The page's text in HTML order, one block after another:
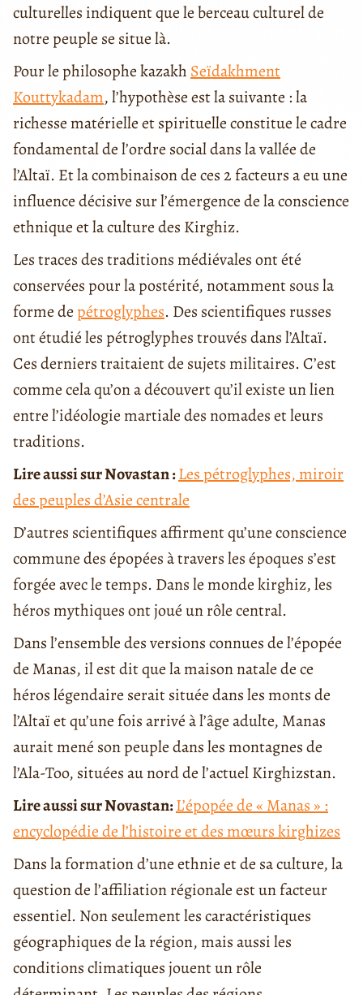
culturelles indiquent que le berceau culturel de
notre peuple se situe là.
Pour le philosophe kazakh Seïdakhment
Kouttykadam, l’hypothèse est la suivante : la
richesse matérielle et spirituelle constitue le cadre
fondamental de l’ordre social dans la vallée de
l’Altaï. Et la combinaison de ces 2 facteurs a eu une
influence décisive sur l’émergence de la conscience
ethnique et la culture des Kirghiz.
Les traces des traditions médiévales ont été
conservées pour la postérité, notamment sous la
forme depétroglyphes. Des scientifiques russes
ont étudié les pétroglyphes trouvés dans l’Altaï.
Ces derniers traitaient de sujets militaires. C’est
comme cela qu’on a découvert qu’il existe un lien
entre l’idéologie martiale des nomades et leurs
traditions.
Lire aussi sur Novastan :Les pétroglyphes, miroir
des peuples d’Asie centrale
D’autres scientifiques affirment qu’une conscience
commune des épopées à travers les époques s’est
forgée avec le temps. Dans le monde kirghiz, les
héros mythiques ont joué un rôle central.
Dans l’ensemble des versions connues de l’épopée
de Manas, il est dit que la maison natale de ce
héros légendaire serait située dans les monts de
l’Altaï et qu’une fois arrivé à l’âge adulte, Manas
aurait mené son peuple dans les montagnes de
l’Ala-Too, situées au nord de l’actuel Kirghizstan.
Lire aussi sur Novastan:L’épopée de « Manas » :
encyclopédie de l’histoire et des mœurs kirghizes
Dans la formation d’une ethnie et de sa culture, la
question de l’affiliation régionale est un facteur
essentiel. Non seulement les caractéristiques
géographiques de la région, mais aussi les
conditions climatiques jouent un rôle